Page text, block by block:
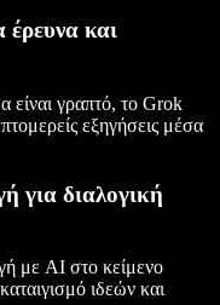
έρευνα και
είναι γραπτό, το Grok
εξηγήσεις μέσα
για διαλογική
με AI στο κείμενο
ιδεών και